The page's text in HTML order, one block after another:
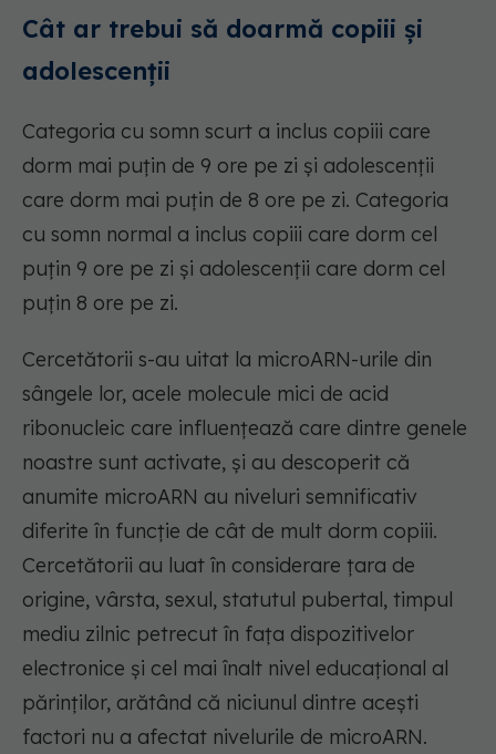
Cât ar trebui să doarmă copiii și
adolescenții
Categoria cu somn scurt a inclus copiii care
dorm mai puțin de 9 ore pe zi și adolescenții
care dorm mai puțin de 8 ore pe zi. Categoria
cu somn normal a inclus copiii care dorm cel
puțin 9 ore pe zi și adolescenții care dorm cel
puțin 8 ore pe zi.
Cercetătorii s-au uitat la microARN-urile din
sângele lor, acele molecule mici de acid
ribonucleic care influențează care dintre genele
noastre sunt activate, și au descoperit că
anumite microARN au niveluri semnificativ
diferite în funcție de cât de mult dorm copiii.
Cercetătorii au luat în considerare țara de
origine, vârsta, sexul, statutul pubertal, timpul
mediu zilnic petrecut în fața dispozitivelor
electronice și cel mai înalt nivel educațional al
părinților, arătând că niciunul dintre acești
factori nu a afectat nivelurile de microARN.